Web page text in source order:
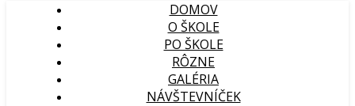
DOMOV
O ŠKOLE
PO ŠKOLE
RÔZNE
GALÉRIA
NÁVŠTEVNÍČEK